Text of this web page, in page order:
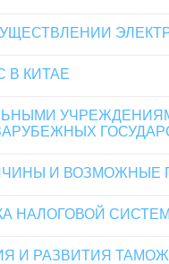
КИТАЕ
И ВОЗМОЖНЫЕ
НАЛОГОВОЙ
И РАЗВИТИЯ